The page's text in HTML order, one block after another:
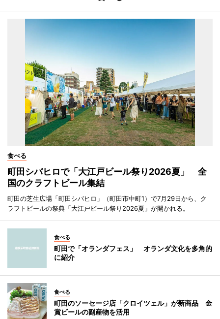
食べる
町田シバヒロで「大江戸ビール祭り2026夏」 全
国のクラフトビール集結
町田の芝生広場「町田シバヒロ」（町田市中町1）で7月29日から、ク
ラフトビールの祭典「大江戸ビール祭り2026夏」が開かれる。
食べる
町田で「オランダフェス」 オランダ文化を多角的
に紹介
食べる
町田のソーセージ店「クロイツェル」が新商品 金
賞ビールの副産物を活用